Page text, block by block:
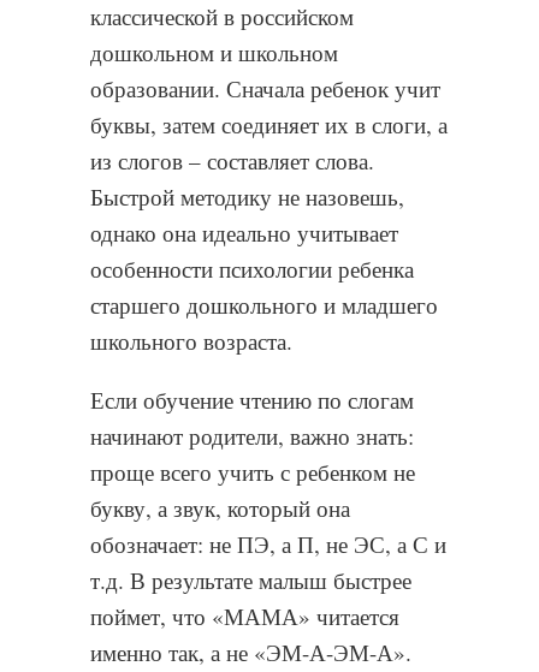
классической в российском
дошкольном и школьном
образовании. Сначала ребенок учит
буквы, затем соединяет их в слоги, а
из слогов – составляет слова.
Быстрой методику не назовешь,
однако она идеально учитывает
особенности психологии ребенка
старшего дошкольного и младшего
школьного возраста.
Если обучение чтению по слогам
начинают родители, важно знать:
проще всего учить с ребенком не
букву, а звук, который она
обозначает: не ПЭ, а П, не ЭС, а С и
т.д. В результате малыш быстрее
поймет, что «МАМА» читается
именно так, а не «ЭМ-А-ЭМ-А».